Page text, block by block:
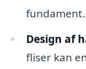
fundament.
Design af
fliser kan